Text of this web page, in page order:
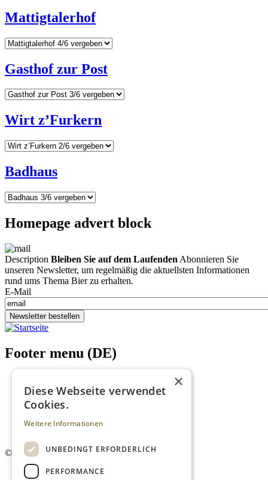
Mattigtalerhof
Gasthof zur Post
Wirt z’Furkern
Badhaus
Homepage advert block
Description Bleiben Sie auf dem Laufenden Abonnieren Sie
unseren Newsletter, um regelmäßig die aktuellsten Informationen
rund ums Thema Bier zu erhalten.
E-Mail
Newsletter bestellen
Footer menu (DE)
Impressum
Kontakt
Mediadaten
AGB
© 2026. Alle Rechte vorbehalten.
×
Diese Webseite verwendet
Cookies.
Weitere Informationen
UNBEDINGT ERFORDERLICH
PERFORMANCE